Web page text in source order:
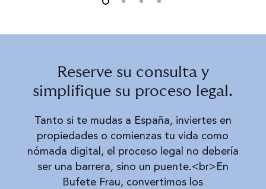
Reserve su consulta y
simplifique su proceso legal.
Tanto si te mudas a España, inviertes en
propiedades o comienzas tu vida como
nómada digital, el proceso legal no debería
ser una barrera, sino un puente.<br>En
Bufete Frau, convertimos los